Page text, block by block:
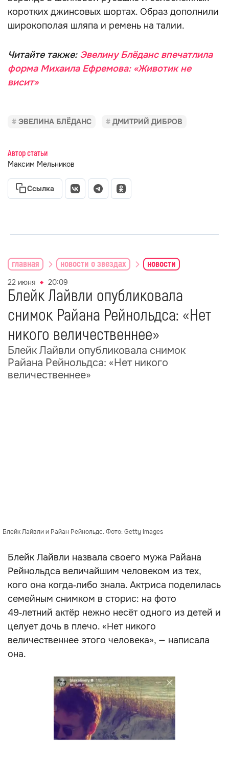
коротких джинсовых шортах. Образ дополнили
широкополая шляпа и ремень на талии.
Читайте также: Эвелину Блёданс впечатлила
форма Михаила Ефремова: «Животик не
висит»
ЭВЕЛИНА БЛЁДАНС ДМИТРИЙ ДИБРОВ
Автор статьи
Максим Мельников
Ссылка
главная новости о звездах новости
22 июня 20:09
Блейк Лайвли опубликовала
снимок Райана Рейнольдса: «Нет
никого величественнее»
Блейк Лайвли опубликовала снимок
Райана Рейнольдса: «Нет никого
величественнее»
Блейк Лайвли и Райан Рейнольдс. Фото: Getty Images
Блейк Лайвли назвала своего мужа Райана
Рейнольдса величайшим человеком из тех,
кого она когда‑либо знала. Актриса поделилась
семейным снимком в сторис: на фото
49‑летний актёр нежно несёт одного из детей и
целует дочь в плечо. «Нет никого
величественнее этого человека», — написала
она.